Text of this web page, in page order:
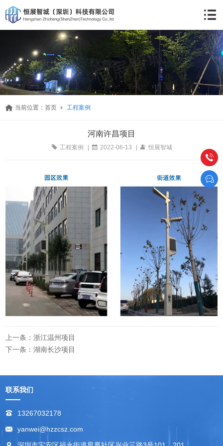
当前位置：首页 工程案例
河南许昌项目
工程案例 | 2022-06-13 | 恒展智城
上一条：浙江温州项目
下一条：湖南长沙项目
联系我们
13267032178
yanwei@hzzcsz.com